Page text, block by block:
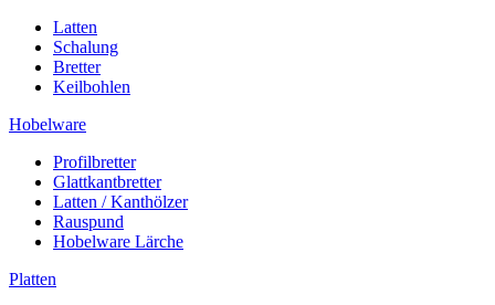
Latten
Schalung
Bretter
Keilbohlen
Hobelware
Profilbretter
Glattkantbretter
Latten / Kanthölzer
Rauspund
Hobelware Lärche
Platten